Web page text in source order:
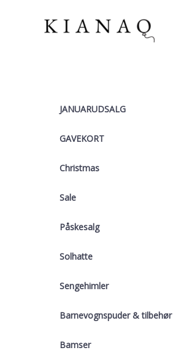
JANUARUDSALG
GAVEKORT
Christmas
Sale
Påskesalg
Solhatte
Sengehimler
Barnevognspuder & tilbehør
Bamser